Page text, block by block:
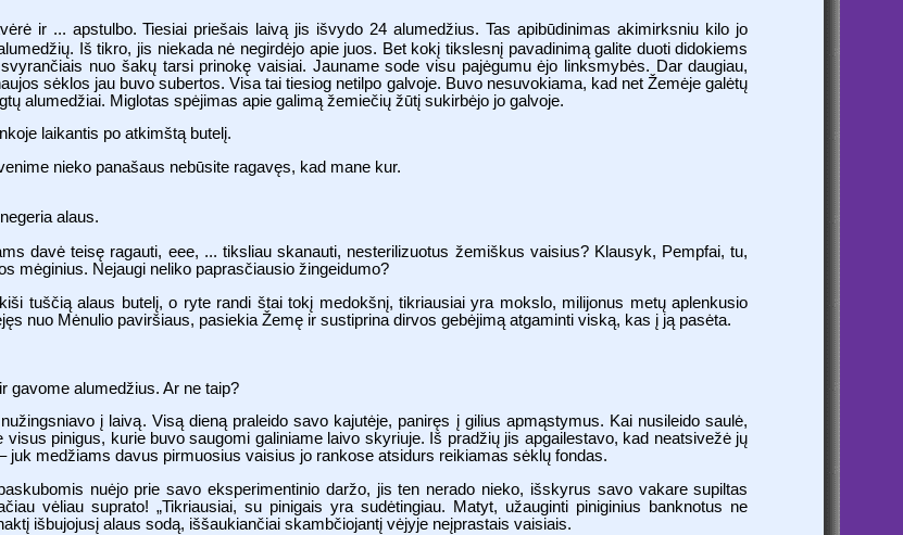
ir ... apstulbo. Tiesiai priešais laivą jis išvydo 24 alumedžius. Tas apibūdinimas akimirksniu kilo jo
Iš tikro, jis niekada nė negirdėjo apie juos. Bet kokį tikslesnį pavadinimą galite duoti didokiems
nuo šakų tarsi prinokę vaisiai. Jauname sode visu pajėgumu ėjo linksmybės. Dar daugiau,
sėklos jau buvo subertos. Visa tai tiesiog netilpo galvoje. Buvo nesuvokiama, kad net Žemėje galėtų
alumedžiai. Miglotas spėjimas apie galimą žemiečių žūtį sukirbėjo jo galvoje.
laikantis po atkimštą butelį.
nieko panašaus nebūsite ragavęs, kad mane kur.
alaus.
davė teisę ragauti, eee, ... tiksliau skanauti, nesterilizuotus žemiškus vaisius? Klausyk, Pempfai, tu,
mėginius. Nejaugi neliko paprasčiausio žingeidumo?
tuščią alaus butelį, o ryte randi štai tokį medokšnį, tikriausiai yra mokslo, milijonus metų aplenkusio
nuo Mėnulio paviršiaus, pasiekia Žemę ir sustiprina dirvos gebėjimą atgaminti viską, kas į ją pasėta.
gavome alumedžius. Ar ne taip?
į laivą. Visą dieną praleido savo kajutėje, paniręs į gilius apmąstymus. Kai nusileido saulė,
pinigus, kurie buvo saugomi galiniame laivo skyriuje. Iš pradžių jis apgailestavo, kad neatsivežė jų
juk medžiams davus pirmuosius vaisius jo rankose atsidurs reikiamas sėklų fondas.
nuėjo prie savo eksperimentinio daržo, jis ten nerado nieko, išskyrus savo vakare supiltas
vėliau suprato! „Tikriausiai, su pinigais yra sudėtingiau. Matyt, užauginti piniginius banknotus ne
išbujojusį alaus sodą, iššaukiančiai skambčiojantį vėjyje neįprastais vaisiais.